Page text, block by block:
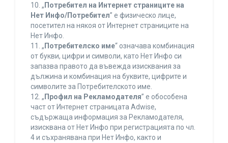
10. „ Потребител на Интернет страниците на
Нет Инфо/Потребител” е физическо лице,
посетител на някоя от Интернет страниците на
Нет Инфо.
11. „ Потребителско име“ означава комбинация
от букви, цифри и символи, като Нет Инфо си
запазва правото да въвежда изисквания за
дължина и комбинация на буквите, цифрите и
символите за Потребителското име.
12. „ Профил на Рекламодателя” е обособена
част от Интернет страницата Adwise,
съдържаща информация за Рекламодателя,
изисквана от Нет Инфо при регистрацията по чл.
4 и съхранявана при Нет Инфо, както и